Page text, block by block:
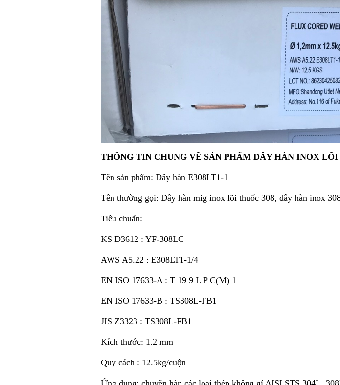
THÔNG TIN CHUNG VỀ SẢN PHẨM DÂY HÀN INOX LÕI
Tên sản phẩm: Dây hàn E308LT1-1
Tên thường gọi: Dây hàn mig inox lõi thuốc 308, dây hàn inox
Tiêu chuẩn:
KS D3612 : YF-308LC
AWS A5.22 : E308LT1-1/4
EN ISO 17633-A : T 19 9 L P C(M) 1
EN ISO 17633-B : TS308L-FB1
JIS Z3323 : TS308L-FB1
Kích thước: 1.2 mm
Quy cách : 12.5kg/cuộn